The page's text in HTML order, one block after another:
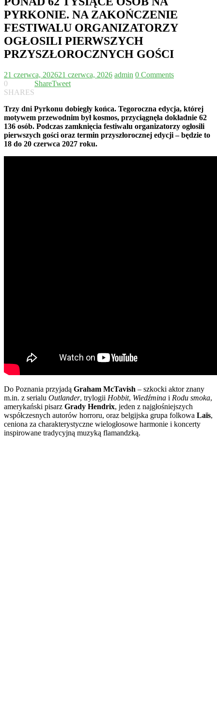
PYRKONIE. NA ZAKOŃCZENIE
FESTIWALU ORGANIZATORZY
OGŁOSILI PIERWSZYCH
PRZYSZŁOROCZNYCH GOŚCI
21 czerwca, 202621 czerwca, 2026 admin 0 Comments
0
SHARES
ShareTweet
Trzy dni Pyrkonu dobiegły końca. Tegoroczna edycja, której
motywem przewodnim był kosmos, przyciągnęła dokładnie 62
136 osób. Podczas zamknięcia festiwalu organizatorzy ogłosili
pierwszych gości oraz termin przyszłorocznej edycji – będzie to
18 do 20 czerwca 2027 roku.
Do Poznania przyjadą Graham McTavish – szkocki aktor znany
m.in. z serialu Outlander, trylogii Hobbit, Wiedźmina i Rodu smoka,
amerykański pisarz Grady Hendrix, jeden z najgłośniejszych
współczesnych autorów horroru, oraz belgijska grupa folkowa Laïs,
ceniona za charakterystyczne wielogłosowe harmonie i koncerty
inspirowane tradycyjną muzyką flamandzką.